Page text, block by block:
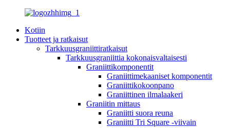
Kotiin
Tuotteet ja ratkaisut
Tarkkuusgraniittiratkaisut
Tarkkuusgraniittia kokonaisvaltaisesti
Graniittikomponentit
Graniittimekaaniset komponentit
Graniittikokoonpano
Graniittinen ilmalaakeri
Graniitin mittaus
Graniitti suora reuna
Graniitti Tri Square -viivain